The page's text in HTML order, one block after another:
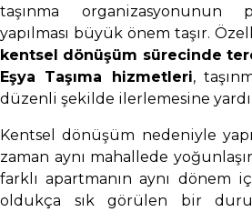
taşınma organizasyonunun
yapılması büyük önem taşır.
kentsel dönüşüm sürecinde
Eşya Taşıma hizmetleri,
düzenli şekilde ilerlemesine
Kentsel dönüşüm nedeniyle
zaman aynı mahallede
farklı apartmanın aynı dönem
oldukça sık görülen bir